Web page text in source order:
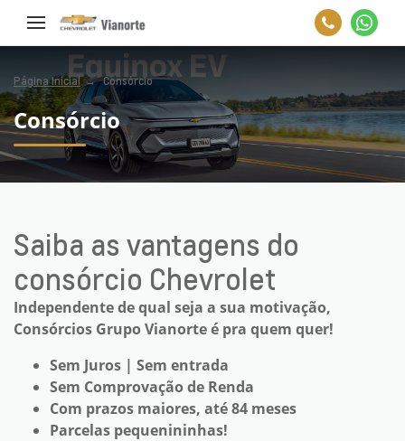
Página Inicial Consórcio
Consórcio
Saiba as vantagens do
consórcio Chevrolet
Independente de qual seja a sua motivação,
Consórcios Grupo Vianorte é pra quem quer!
Sem Juros | Sem entrada
Sem Comprovação de Renda
Com prazos maiores, até 84 meses
Parcelas pequenininhas!